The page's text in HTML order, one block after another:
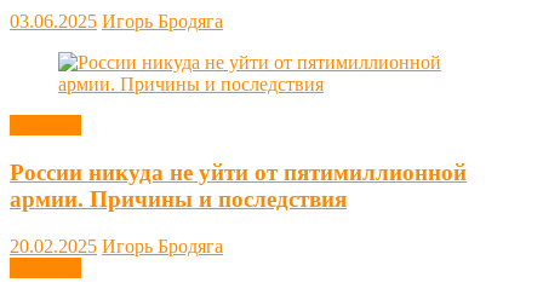
03.06.2025 Игорь Бродяга
России никуда не уйти от пятимиллионной
армии. Причины и последствия
20.02.2025 Игорь Бродяга